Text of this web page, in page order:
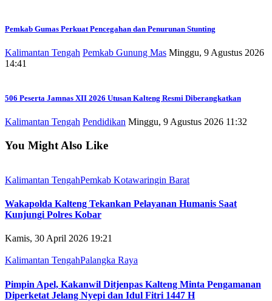
Pemkab Gumas Perkuat Pencegahan dan Penurunan Stunting
Kalimantan Tengah Pemkab Gunung Mas Minggu, 9 Agustus 2026
14:41
506 Peserta Jamnas XII 2026 Utusan Kalteng Resmi Diberangkatkan
Kalimantan Tengah Pendidikan Minggu, 9 Agustus 2026 11:32
You Might Also Like
Kalimantan TengahPemkab Kotawaringin Barat
Wakapolda Kalteng Tekankan Pelayanan Humanis Saat
Kunjungi Polres Kobar
Kamis, 30 April 2026 19:21
Kalimantan TengahPalangka Raya
Pimpin Apel, Kakanwil Ditjenpas Kalteng Minta Pengamanan
Diperketat Jelang Nyepi dan Idul Fitri 1447 H